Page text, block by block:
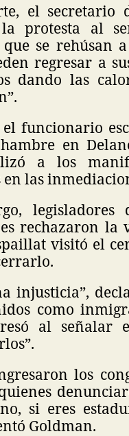
el secretario
protesta al
se rehúsan
regresar a
dando las
funcionario
en
a los
las
rechazaron la
visitó el
injusticia”,
como
al señalar
los
si eres
Goldman.